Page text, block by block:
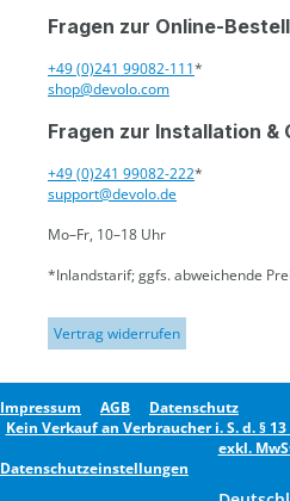
Fragen zur Online-
+49 (0)241 99082-111*
shop@devolo.com
Fragen zur Installation &
+49 (0)241 99082-222*
support@devolo.de
Mo–Fr, 10–18 Uhr
*Inlandstarif; ggfs. abweichende
Vertrag widerrufen
Impressum AGB
Datenschutz
Kein Verkauf an Verbraucher i. S. d. §
exkl.
Datenschutzeinstellungen